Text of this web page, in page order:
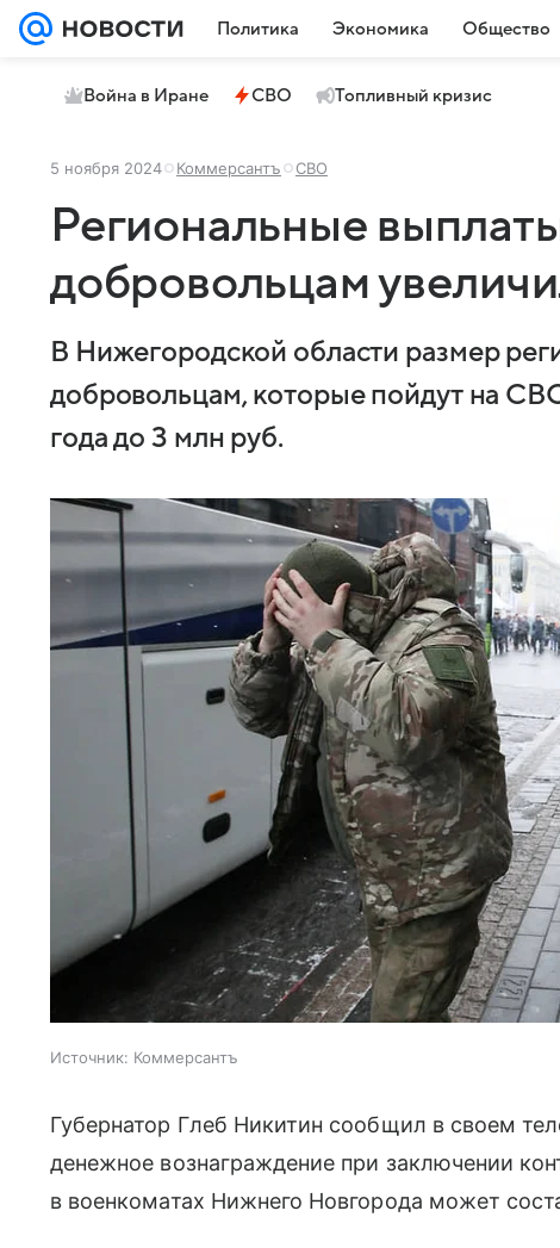
Политика Экономика Общество
Война в Иране СВО Топливный кризис
5 ноября 2024 Коммерсантъ СВО
Региональные
добровольцам
В Нижегородской области размер
добровольцам, которые пойдут на
года до 3 млн руб.
Источник: Коммерсантъ
Губернатор Глеб Никитин сообщил в своем
денежное вознаграждение при заключении
в военкоматах Нижнего Новгорода может